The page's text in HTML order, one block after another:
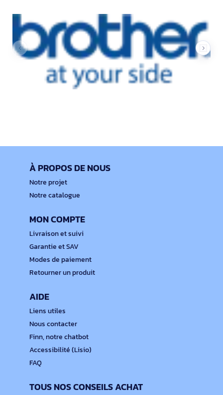
À PROPOS DE NOUS
Notre projet
Notre catalogue
MON COMPTE
Livraison et suivi
Garantie et SAV
Modes de paiement
Retourner un produit
AIDE
Liens utiles
Nous contacter
Finn, notre chatbot
Accessibilité (Lisio)
FAQ
TOUS NOS CONSEILS ACHAT